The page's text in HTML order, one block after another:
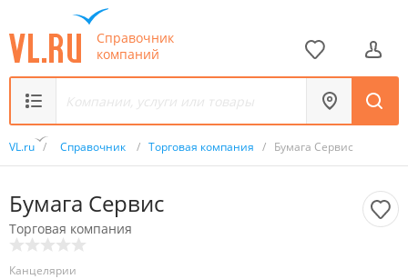
Справочник
компаний
VL.ru / Справочник / Торговая компания / Бумага Сервис
Бумага Сервис
Торговая компания
Канцелярии